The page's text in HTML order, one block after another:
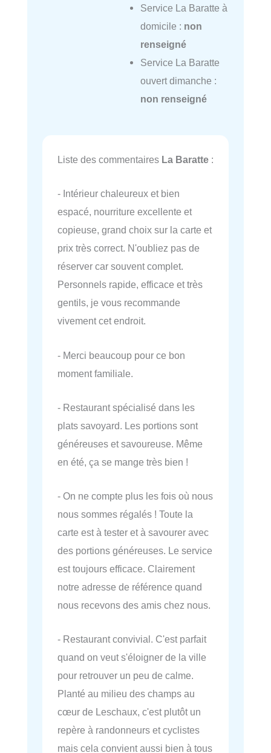
Service La Baratte à
domicile : non
renseigné
Service La Baratte
ouvert dimanche :
non renseigné
Liste des commentaires La Baratte :
- Intérieur chaleureux et bien
espacé, nourriture excellente et
copieuse, grand choix sur la carte et
prix très correct. N'oubliez pas de
réserver car souvent complet.
Personnels rapide, efficace et très
gentils, je vous recommande
vivement cet endroit.
- Merci beaucoup pour ce bon
moment familiale.
- Restaurant spécialisé dans les
plats savoyard. Les portions sont
généreuses et savoureuse. Même
en été, ça se mange très bien !
- On ne compte plus les fois où nous
nous sommes régalés ! Toute la
carte est à tester et à savourer avec
des portions généreuses. Le service
est toujours efficace. Clairement
notre adresse de référence quand
nous recevons des amis chez nous.
- Restaurant convivial. C'est parfait
quand on veut s'éloigner de la ville
pour retrouver un peu de calme.
Planté au milieu des champs au
cœur de Leschaux, c'est plutôt un
repère à randonneurs et cyclistes
mais cela convient aussi bien à tous